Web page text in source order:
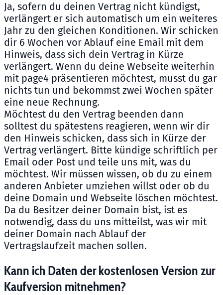
Ja, sofern du deinen Vertrag nicht kündigst,
verlängert er sich automatisch um ein weiteres
Jahr zu den gleichen Konditionen. Wir schicken
dir 6 Wochen vor Ablauf eine Email mit dem
Hinweis, dass sich dein Vertrag in Kürze
verlängert. Wenn du deine Webseite weiterhin
mit page4 präsentieren möchtest, musst du gar
nichts tun und bekommst zwei Wochen später
eine neue Rechnung.
Möchtest du den Vertrag beenden dann
solltest du spätestens reagieren, wenn wir dir
den Hinweis schicken, dass sich in Kürze der
Vertrag verlängert. Bitte kündige schriftlich per
Email oder Post und teile uns mit, was du
möchtest. Wir müssen wissen, ob du zu einem
anderen Anbieter umziehen willst oder ob du
deine Domain und Webseite löschen möchtest.
Da du Besitzer deiner Domain bist, ist es
notwendig, dass du uns mitteilst, was wir mit
deiner Domain nach Ablauf der
Vertragslaufzeit machen sollen.
Kann ich Daten der kostenlosen Version zur
Kaufversion mitnehmen?